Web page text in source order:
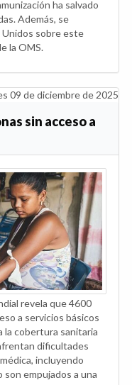
ha salvado
Además, se
sobre este
la OMS.
09 de diciembre de 2025
sin acceso a
revela que 4600
a servicios básicos
la cobertura sanitaria
dificultades
incluyendo
son empujados a una